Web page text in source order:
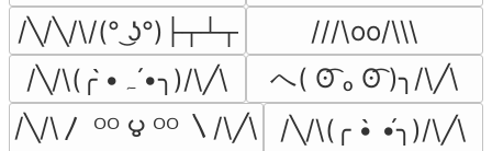
/╲/╲/\/(° ͜ʖ°)├┬┴┬
///\oo/\\\
/╲/\(╭ •̀ﮧ •́╮)/\╱\
へ( ʘ͡ ₒ ʘ͡ )╮/\╱\
/╲/\〳 ᴼᴼ ౪ ᴼᴼ 〵/\╱\
/╲/\(╭ •̀ •́╮)/\╱\